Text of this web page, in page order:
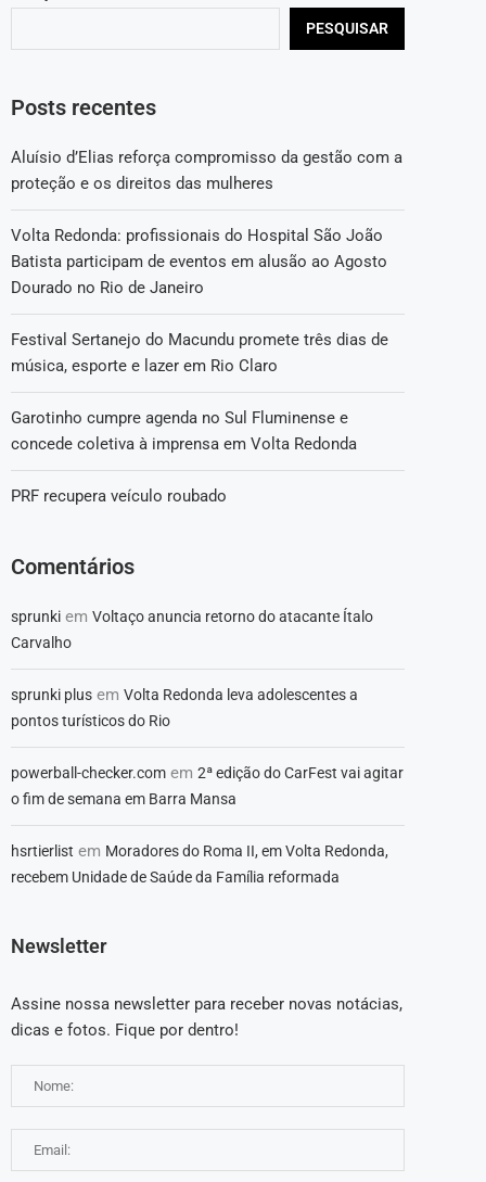
PESQUISAR
Posts recentes
Aluísio d’Elias reforça compromisso da gestão com a
proteção e os direitos das mulheres
Volta Redonda: profissionais do Hospital São João
Batista participam de eventos em alusão ao Agosto
Dourado no Rio de Janeiro
Festival Sertanejo do Macundu promete três dias de
música, esporte e lazer em Rio Claro
Garotinho cumpre agenda no Sul Fluminense e
concede coletiva à imprensa em Volta Redonda
PRF recupera veículo roubado
Comentários
sprunki em Voltaço anuncia retorno do atacante Ítalo
Carvalho
sprunki plus em Volta Redonda leva adolescentes a
pontos turísticos do Rio
powerball-checker.com em 2ª edição do CarFest vai agitar
o fim de semana em Barra Mansa
hsrtierlist em Moradores do Roma II, em Volta Redonda,
recebem Unidade de Saúde da Família reformada
Newsletter
Assine nossa newsletter para receber novas notácias,
dicas e fotos. Fique por dentro!